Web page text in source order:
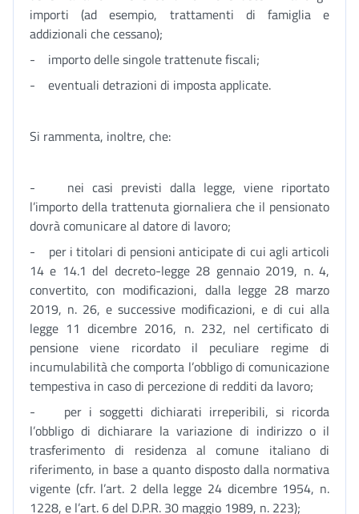
importi (ad esempio, trattamenti di famiglia e
addizionali che cessano);
- importo delle singole trattenute fiscali;
- eventuali detrazioni di imposta applicate.
Si rammenta, inoltre, che:
- nei casi previsti dalla legge, viene riportato
l’importo della trattenuta giornaliera che il pensionato
dovrà comunicare al datore di lavoro;
- per i titolari di pensioni anticipate di cui agli articoli
14 e 14.1 del decreto-legge 28 gennaio 2019, n. 4,
convertito, con modificazioni, dalla legge 28 marzo
2019, n. 26, e successive modificazioni, e di cui alla
legge 11 dicembre 2016, n. 232, nel certificato di
pensione viene ricordato il peculiare regime di
incumulabilità che comporta l’obbligo di comunicazione
tempestiva in caso di percezione di redditi da lavoro;
- per i soggetti dichiarati irreperibili, si ricorda
l’obbligo di dichiarare la variazione di indirizzo o il
trasferimento di residenza al comune italiano di
riferimento, in base a quanto disposto dalla normativa
vigente (cfr. l’art. 2 della legge 24 dicembre 1954, n.
1228, e l’art. 6 del D.P.R. 30 maggio 1989, n. 223);